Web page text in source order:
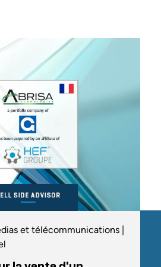
et télécommunications |